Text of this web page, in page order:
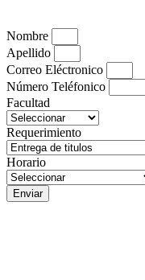
Nombre
Apellido
Correo Eléctronico
Número Teléfonico
Facultad
Requerimiento
Horario
Enviar